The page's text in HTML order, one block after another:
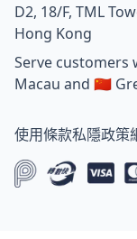
D2, 18/F, TML
Hong Kong
Serve customers
Macau and 🇨🇳
使用條款私隱政策